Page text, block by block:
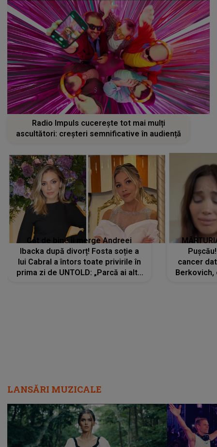
Radio Impuls cucerește tot mai mulți
ascultători: creșteri semnificative în audiență
Cât de bine îi merge Andreei
Ibacka după divorț! Fosta soție a
lui Cabral a întors toate privirile în
prima zi de UNTOLD: „Parcă ai altă
cancer
Berkovich,
LANSĂRI MUZICALE